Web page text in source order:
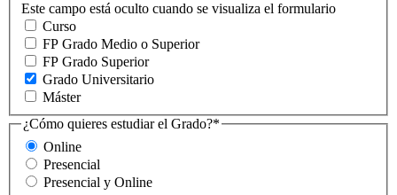
Este campo está oculto cuando se visualiza el formulario
Curso
FP Grado Medio o Superior
FP Grado Superior
Grado Universitario
Máster
¿Cómo quieres estudiar el Grado?*
Online
Presencial
Presencial y Online